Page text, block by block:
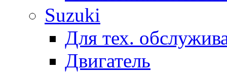
Suzuki
Для тех.
Двигатель